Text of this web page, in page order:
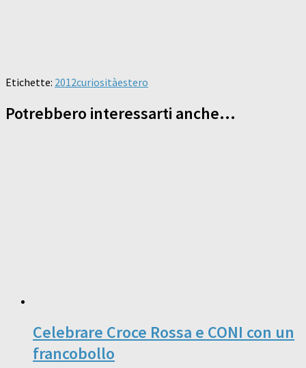
Etichette: 2012curiositàestero
Potrebbero interessarti anche...
Celebrare Croce Rossa e CONI con un
francobollo